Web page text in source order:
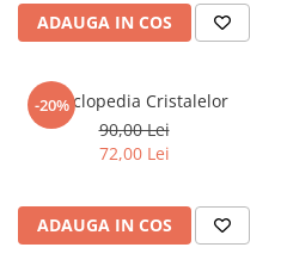
Clasa a VIII-a
Clasa I
Limbi Straine
Povesti
Povesti - Basme - Legende
Realitatea Augmentata
ADAUGA IN COS
-20%
Enciclopedia Cristalelor
90,00 Lei
72,00 Lei
ADAUGA IN COS